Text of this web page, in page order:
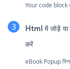
Your code
Html में जोड़ें
करें
eBook Popup